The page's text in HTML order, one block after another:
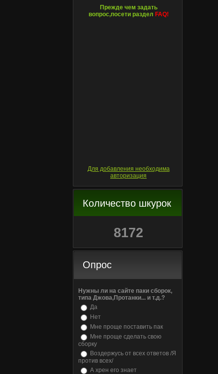
Прежде чем задать
вопрос,посети раздел FAQ!
Для добавления необходима
авторизация
Количество шкурок
8172
Опрос
Нужны ли на сайте паки сборок,
типа Джова,Протанки... и т.д.?
Да
Нет
Мне проще поставить пак
Мне проще сделать свою
сборку
Воздержусь от всех ответов /Я
против всех/
А хрен его знает